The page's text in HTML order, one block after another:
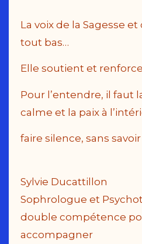
La voix de la Sagesse
tout bas…
Elle soutient et renforce
Pour l’entendre, il faut
calme et la paix à
faire silence, sans
Sylvie Ducattillon
Sophrologue et
double compétence
accompagner